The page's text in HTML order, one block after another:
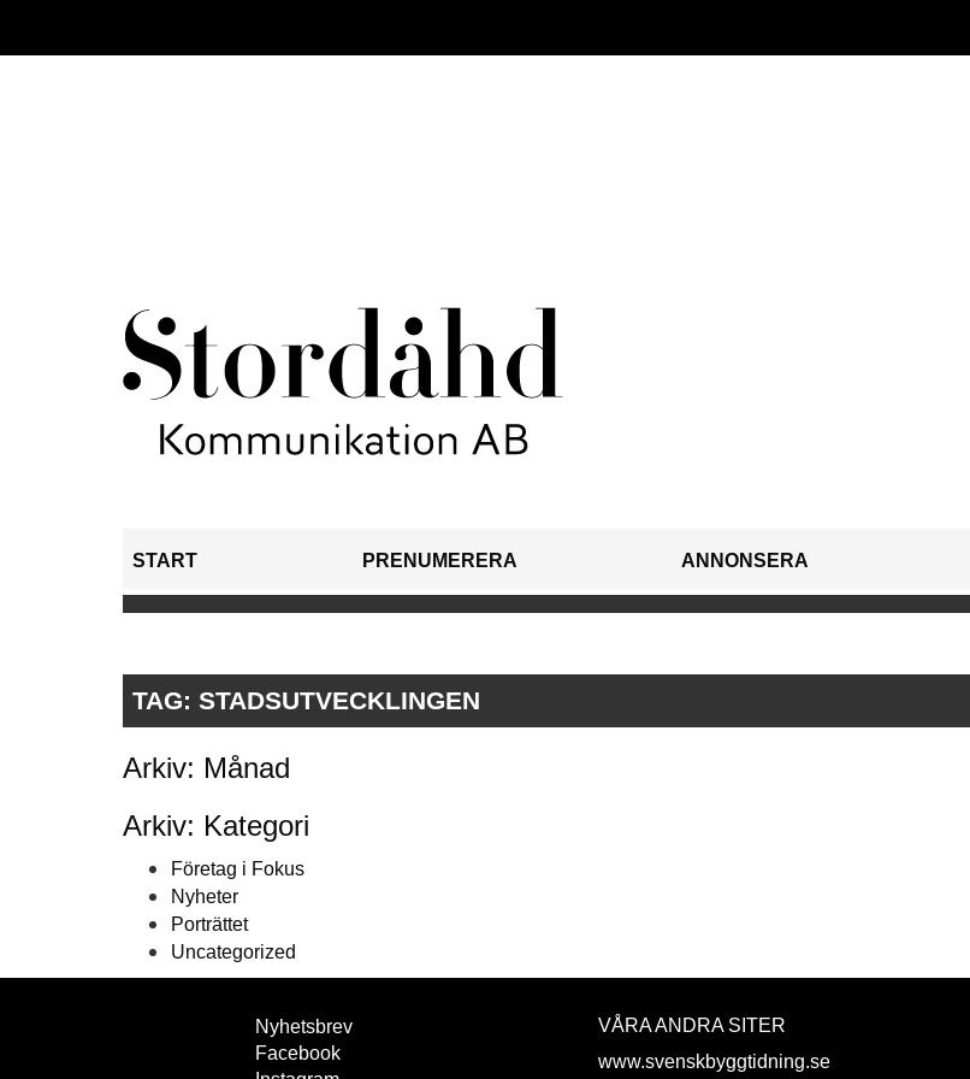
START PRENUMERERA ANNONSERA
TAG: STADSUTVECKLINGEN
Arkiv: Månad
Arkiv: Kategori
Företag i Fokus
Nyheter
Porträttet
Uncategorized
Nyhetsbrev
Facebook
VÅRA ANDRA SITER
www.svenskbyggtidning.se